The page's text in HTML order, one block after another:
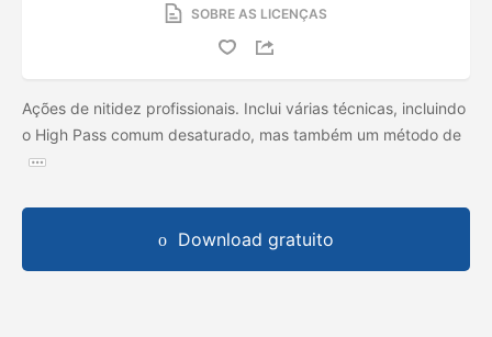
SOBRE AS LICENÇAS
Ações de nitidez profissionais. Inclui várias técnicas, incluindo
o High Pass comum desaturado, mas também um método de
Download gratuito